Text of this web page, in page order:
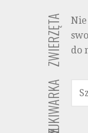
ZWIERZĘTA
Nie
do